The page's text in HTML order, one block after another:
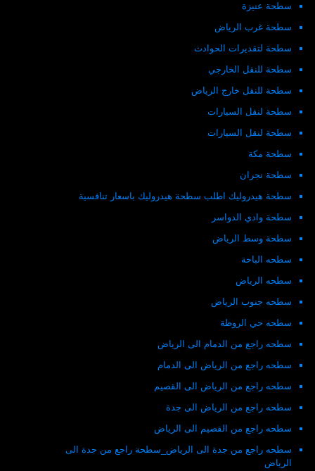
سطحة عنيزة
سطحة غرب الرياض
سطحة لتقديرات الحوادث
سطحة للنقل الخارجي
سطحة للنقل خارج الرياض
سطحة لنقل السيارات
سطحة لنقل السيارات
سطحة مكة
سطحة نجران
سطحة هيدروليك اطلب سطحة هيدروليك باسعار تنافسية
سطحة وادي الدواسر
سطحة وسط الرياض
سطحه الباحة
سطحه الرياض
سطحه جنوب الرياض
سطحه حي الروظة
سطحه راجع من الدمام الى الرياض
سطحه راجع من الرياض الى الدمام
سطحه راجع من الرياض الى القصيم
سطحه راجع من الرياض الى جدة
سطحه راجع من القصيم الى الرياض
سطحه راجع من جدة الى الرياض_سطحة راجع من جدة الى
الرياض